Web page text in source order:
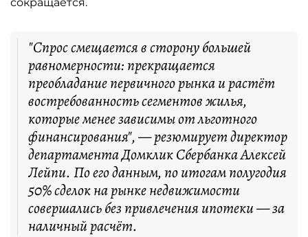
"Спрос смещается в сторону большей
равномерности: прекращается
преобладание первичного рынка и растёт
востребованность сегментов жилья,
которые менее зависимы от льготного
финансирования", — резюмирует директор
департамента Домклик Сбербанка Алексей
Лейпи. По его данным, по итогам полугодия
50% сделок на рынке недвижимости
совершались без привлечения ипотеки — за
наличный расчёт.